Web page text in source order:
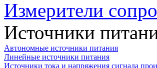
Измерители
Источники
Автономные источники питания
Линейные источники питания
Источники тока и напряжения сигнала